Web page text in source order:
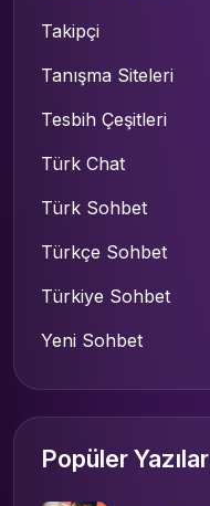
Takipçi
Tanışma Siteleri
Tesbih Çeşitleri
Türk Chat
Türk Sohbet
Türkçe Sohbet
Türkiye Sohbet
Yeni Sohbet
Popüler Yazılar